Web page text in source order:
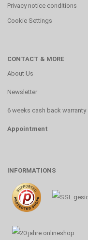
Privacy notice conditions
Cookie Settings
CONTACT & MORE
About Us
Newsletter
6 weeks cash back warranty
Appointment
INFORMATIONS